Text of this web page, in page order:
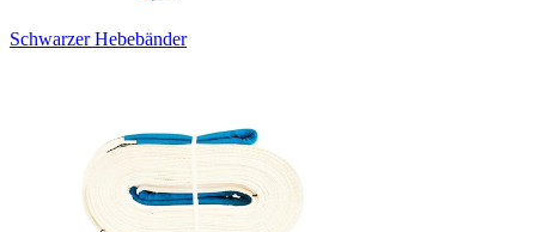
Schwarzer Hebebänder